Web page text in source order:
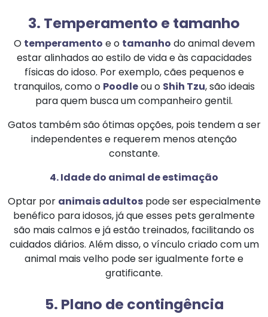
3. Temperamento e tamanho
O temperamento e o tamanho do animal devem
estar alinhados ao estilo de vida e às capacidades
físicas do idoso. Por exemplo, cães pequenos e
tranquilos, como o Poodleou o Shih Tzu, são ideais
para quem busca um companheiro gentil.
Gatos também são ótimas opções, pois tendem a ser
independentes e requerem menos atenção
constante.
4. Idade do animal de estimação
Optar por animais adultospode ser especialmente
benéfico para idosos, já que esses pets geralmente
são mais calmos e já estão treinados, facilitando os
cuidados diários. Além disso, o vínculo criado com um
animal mais velho pode ser igualmente forte e
gratificante.
5. Plano de contingência